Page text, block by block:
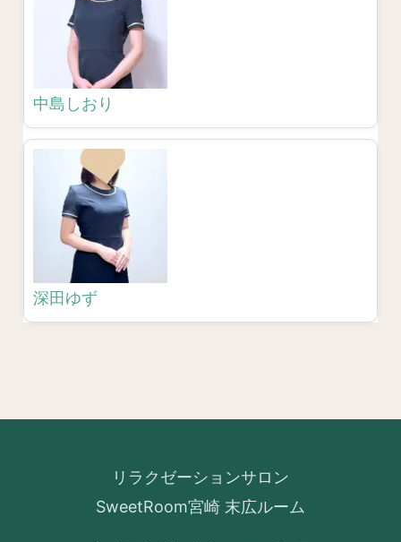
中島しおり
深田ゆず
リラクゼーションサロン
SweetRoom宮崎 末広ルーム